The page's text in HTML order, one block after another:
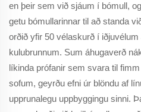
en þeir sem við sjáum í bómull,
getu bómullarinnar til að standa
orðið yfir 50 vélaskurð í
kulubrunnum. Sum áhugaverð
líkinda prófanir sem svara til
sofum, geyrðu efni úr blöndu af
upprunalegu uppbyggingu sinni.